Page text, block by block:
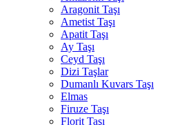
Aragonit Taşı
Ametist Taşı
Apatit Taşı
Ay Taşı
Ceyd Taşı
Dizi Taşlar
Dumanlı Kuvars Taşı
Elmas
Firuze Taşı
Florit Taşı